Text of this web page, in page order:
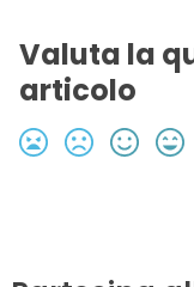
Valuta la
articolo